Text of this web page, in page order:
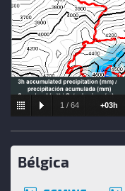
1 / 64 +03h
Bélgica